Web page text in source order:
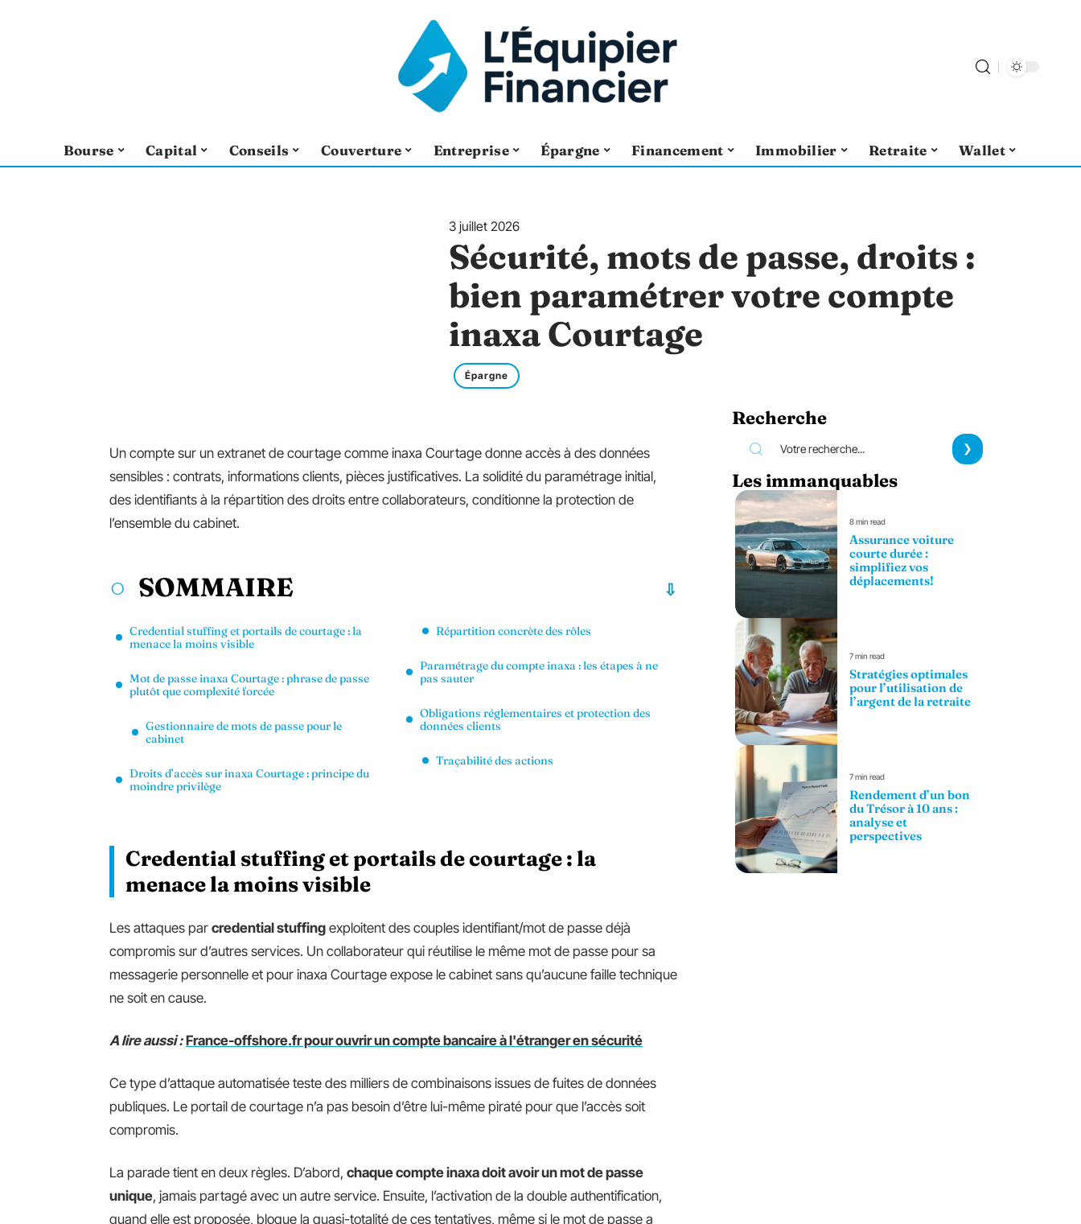
Bourse Capital Conseils Couverture Entreprise Épargne Financement Immobilier Retraite Wallet
3 juillet 2026
Sécurité, mots de passe, droits :
bien paramétrer votre compte
inaxa Courtage
Épargne
Un compte sur un extranet de courtage comme inaxa Courtage donne accès à des données
sensibles : contrats, informations clients, pièces justificatives. La solidité du paramétrage initial,
des identifiants à la répartition des droits entre collaborateurs, conditionne la protection de
l’ensemble du cabinet.
SOMMAIRE
Credential stuffing et portails de courtage : la
menace la moins visible
Mot de passe inaxa Courtage : phrase de passe
plutôt que complexité forcée
Gestionnaire de mots de passe pour le
cabinet
Droits d’accès sur inaxa Courtage : principe du
moindre privilège
Répartition concrète des rôles
Paramétrage du compte inaxa : les étapes à ne
pas sauter
Obligations réglementaires et protection des
données clients
Traçabilité des actions
Credential stuffing et portails de courtage : la
menace la moins visible
Les attaques par credential stuffing exploitent des couples identifiant/mot de passe déjà
compromis sur d’autres services. Un collaborateur qui réutilise le même mot de passe pour sa
messagerie personnelle et pour inaxa Courtage expose le cabinet sans qu’aucune faille technique
ne soit en cause.
A lire aussi : France-offshore.fr pour ouvrir un compte bancaire à l'étranger en sécurité
Ce type d’attaque automatisée teste des milliers de combinaisons issues de fuites de données
publiques. Le portail de courtage n’a pas besoin d’être lui-même piraté pour que l’accès soit
compromis.
La parade tient en deux règles. D’abord, chaque compte inaxa doit avoir un mot de passe
unique, jamais partagé avec un autre service. Ensuite, l’activation de la double authentification,
quand elle est proposée, bloque la quasi-totalité de ces tentatives, même si le mot de passe a
Recherche
Les immanquables
8 min read
Assurance voiture
courte durée :
simplifiez vos
déplacements!
7 min read
Stratégies optimales
pour l’utilisation de
l’argent de la retraite
7 min read
Rendement d’un bon
du Trésor à 10 ans :
analyse et
perspectives